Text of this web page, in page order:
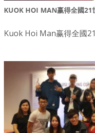
KUOK HOI MAN赢得全國21
Kuok Hoi Man赢得全國